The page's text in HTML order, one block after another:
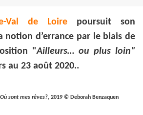
Val de Loire poursuit son
notion d’errance par le biais de
"Ailleurs… ou plus loin"
au 23 août 2020..
Où sont mes rêves?, 2019 © Deborah Benzaquen